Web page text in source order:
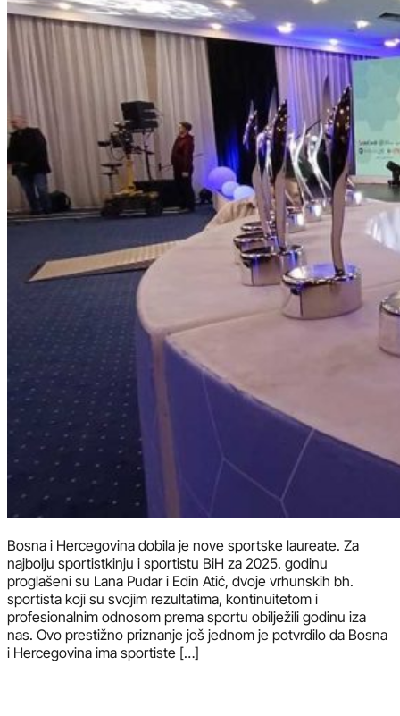
Bosna i Hercegovina dobila je nove sportske laureate. Za
najbolju sportistkinju i sportistu BiH za 2025. godinu
proglašeni su Lana Pudar i Edin Atić, dvoje vrhunskih bh.
sportista koji su svojim rezultatima, kontinuitetom i
profesionalnim odnosom prema sportu obilježili godinu iza
nas. Ovo prestižno priznanje još jednom je potvrdilo da Bosna
i Hercegovina ima sportiste […]